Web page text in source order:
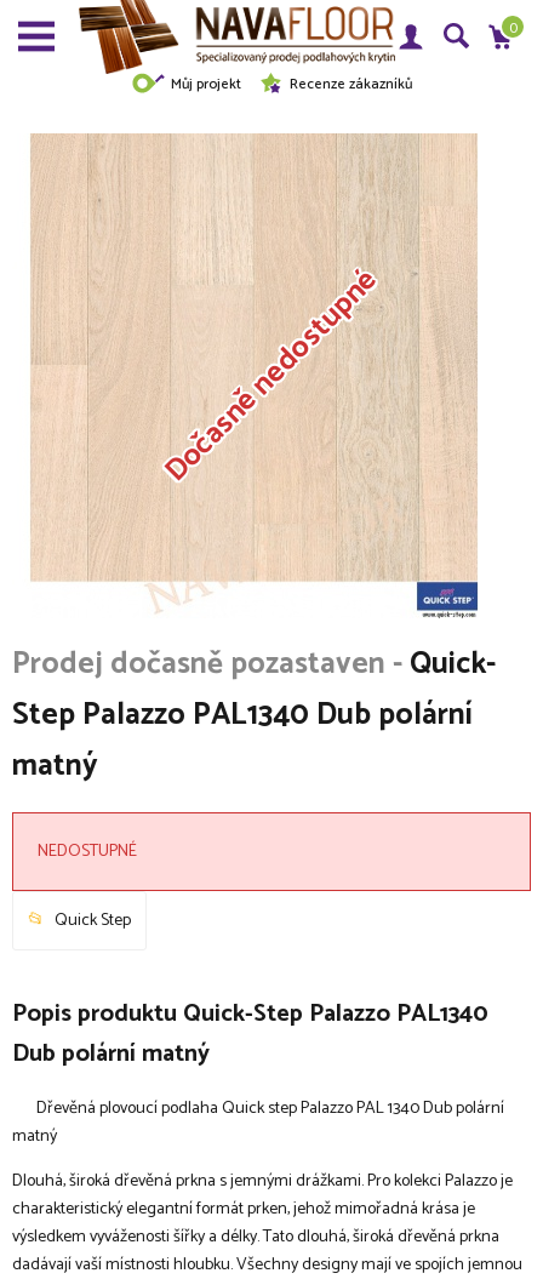
Můj projekt Recenze zákazníků
0
Dočasně nedostupné
Quick-
Step Palazzo PAL1340 Dub polární
matný
NEDOSTUPNÉ
Quick Step
Popis produktu Quick-Step Palazzo PAL1340
Dub polární matný
Dřevěná plovoucí podlaha Quick step Palazzo PAL 1340 Dub polární
matný
Dlouhá, široká dřevěná prkna s jemnými drážkami. Pro kolekci Palazzo je
charakteristický elegantní formát prken, jehož mimořadná krása je
výsledkem vyváženosti šířky a délky. Tato dlouhá, široká dřevěná prkna
dadávají vaší místnosti hloubku. Všechny designy mají ve spojích jemnou